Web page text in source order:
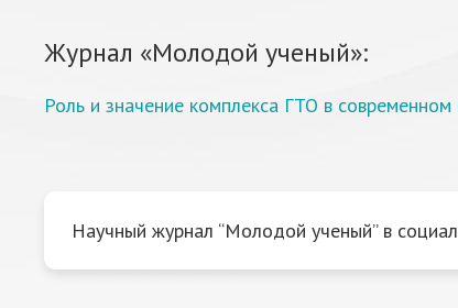
Журнал «Молодой ученый»:
Роль и значение комплекса ГТО в
Научный журнал “Молодой ученый” в